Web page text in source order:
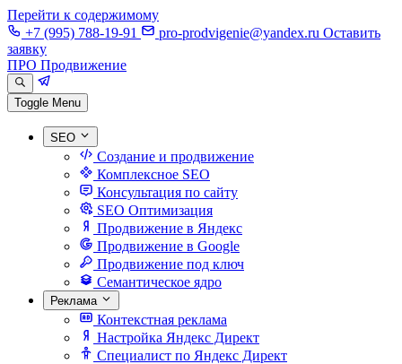
Перейти к содержимому
+7 (995) 788-19-91
pro-prodvigenie@yandex.ru Оставить
заявку
ПРО Продвижение
Toggle Menu
SEO
Создание и продвижение
Комплексное SEO
Консультация по сайту
SEO Оптимизация
Продвижение в Яндекс
Продвижение в Google
Продвижение под ключ
Семантическое ядро
Реклама
Контекстная реклама
Настройка Яндекс Директ
Специалист по Яндекс Директ